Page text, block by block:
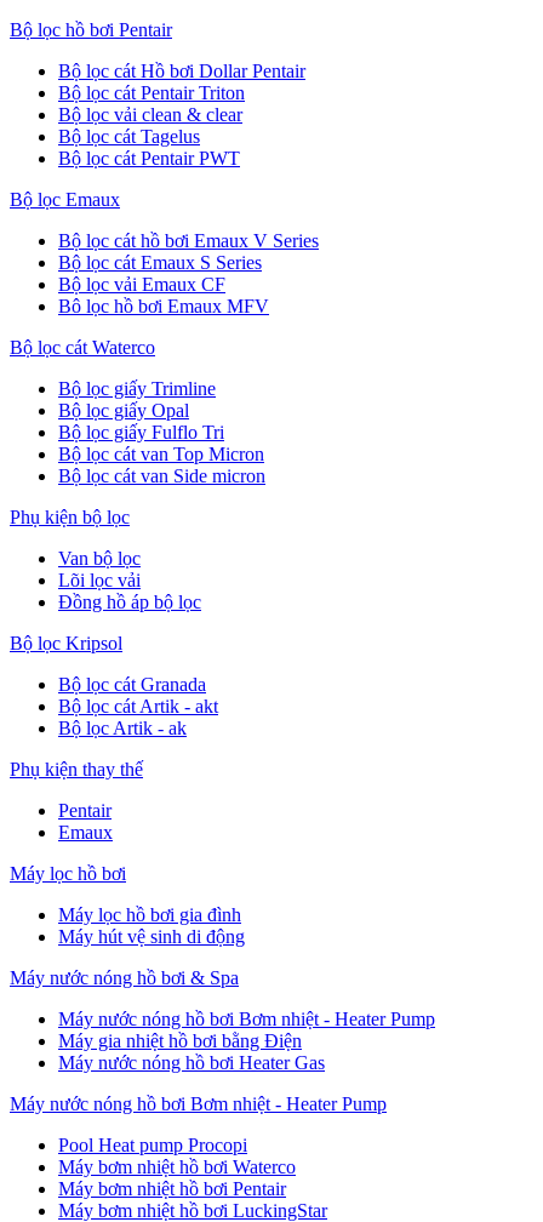
Bộ lọc hồ bơi Pentair
Bộ lọc cát Hồ bơi Dollar Pentair
Bộ lọc cát Pentair Triton
Bộ lọc vải clean & clear
Bộ lọc cát Tagelus
Bộ lọc cát Pentair PWT
Bộ lọc Emaux
Bộ lọc cát hồ bơi Emaux V Series
Bộ lọc cát Emaux S Series
Bộ lọc vải Emaux CF
Bô lọc hồ bơi Emaux MFV
Bộ lọc cát Waterco
Bộ lọc giấy Trimline
Bộ lọc giấy Opal
Bộ lọc giấy Fulflo Tri
Bộ lọc cát van Top Micron
Bộ lọc cát van Side micron
Phụ kiện bộ lọc
Van bộ lọc
Lõi lọc vải
Đồng hồ áp bộ lọc
Bộ lọc Kripsol
Bộ lọc cát Granada
Bộ lọc cát Artik - akt
Bộ lọc Artik - ak
Phụ kiện thay thế
Pentair
Emaux
Máy lọc hồ bơi
Máy lọc hồ bơi gia đình
Máy hút vệ sinh di động
Máy nước nóng hồ bơi & Spa
Máy nước nóng hồ bơi Bơm nhiệt - Heater Pump
Máy gia nhiệt hồ bơi bằng Điện
Máy nước nóng hồ bơi Heater Gas
Máy nước nóng hồ bơi Bơm nhiệt - Heater Pump
Pool Heat pump Procopi
Máy bơm nhiệt hồ bơi Waterco
Máy bơm nhiệt hồ bơi Pentair
Máy bơm nhiệt hồ bơi LuckingStar